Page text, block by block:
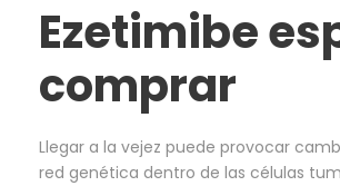
Ezetimibe
comprar
Llegar a la vejez puede provocar
red genética dentro de las células